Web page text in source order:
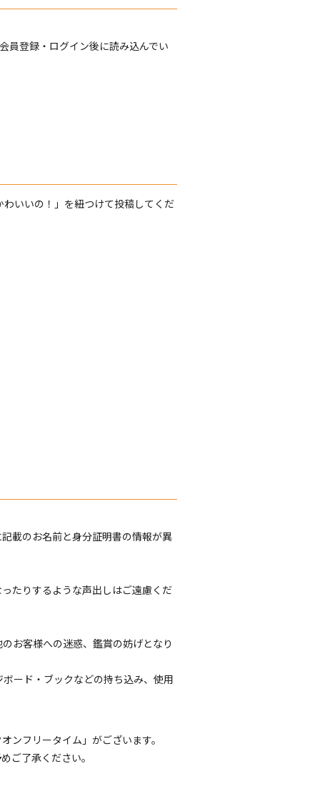
員登録・ログイン後に読み込んでい
いいの！」を紐つけて投稿してくだ
載のお名前と身分証明書の情報が異
たりするような声出しはご遠慮くだ
お客様への迷惑、鑑賞の妨げとなり
ード・ブックなどの持ち込み、使用
フリータイム」がございます。
ご了承ください。